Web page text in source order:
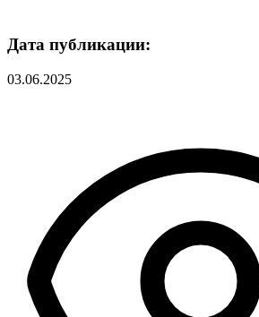
Дата публикации:
03.06.2025